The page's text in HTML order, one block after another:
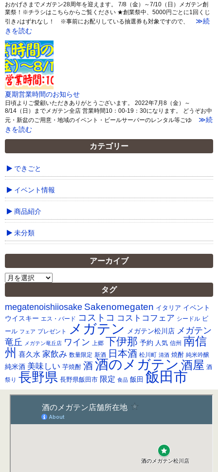
おかげさまでメガテン28周年を迎えます。 7/8（金）～7/10（日）メガテン創
業祭！※チラシはこちらからご覧ください ★創業祭中、5000円ごとに1回くじ
引き♪はずれなし！ ※事前にお配りしている抽選券も対象ですので、
≫続
きを読む
夏期営業時間のお知らせ
日頃よりご愛顧いただきありがとうございます。 2022年7月8（金）～
8/14（日）までメガテン全店 営業時間10：00-19：30になります。 どうぞお中
元・新盆のご用意・地域のイベント・ビールサーバーのレンタル等ごゆ
≫続
きを読む
カテゴリー
できごと
イベント情報
商品紹介
未分類
アーカイブ
ア
カ
イ
ブ
タグ
megatenoishiiosake Sakenomegaten イタリア イベント
ウイスキー エス・バード コストコ コストコフェア シードル ビ
ール フェア プレゼント メガテン メガテン松川店 メガテン
竜丘
メガテン竜丘店 ワイン 上郷 下伊那 予約 人気 信州 南信
州 喜久水 家飲み 数量限定 新酒 日本酒 松川町 清酒 焼酎 純米吟醸
純米酒 美味しい 芋焼酎 酒酒のメガテン 酒屋 酒
祭り 長野県 長野県飯田市 限定 食品 飯田 飯田市